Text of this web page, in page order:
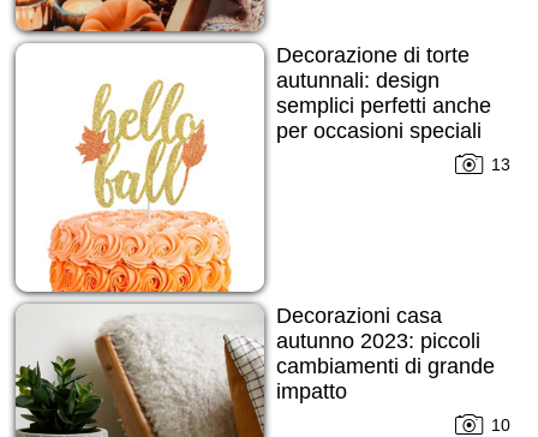
Decorazione di torte
autunnali: design
semplici perfetti anche
per occasioni speciali
13
Decorazioni casa
autunno 2023: piccoli
cambiamenti di grande
impatto
10